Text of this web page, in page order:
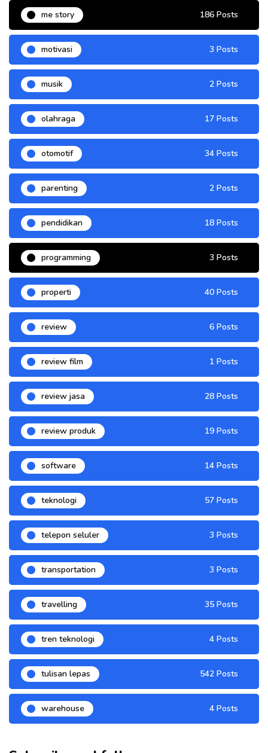
me story 186 Posts
motivasi 3 Posts
musik 2 Posts
olahraga 17 Posts
otomotif 34 Posts
parenting 2 Posts
pendidikan 18 Posts
programming 3 Posts
properti 40 Posts
review 6 Posts
review film 1 Posts
review jasa 28 Posts
review produk 19 Posts
software 14 Posts
teknologi 57 Posts
telepon seluler 3 Posts
transportation 3 Posts
travelling 35 Posts
tren teknologi 4 Posts
tulisan lepas 542 Posts
warehouse 4 Posts